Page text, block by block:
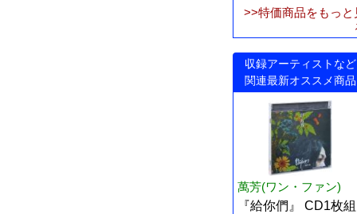
>>特価商品をもっと
収録アーティストなど
関連最新オススメ商品
萬芳(ワン・ファン)
『給你們』 CD1枚組